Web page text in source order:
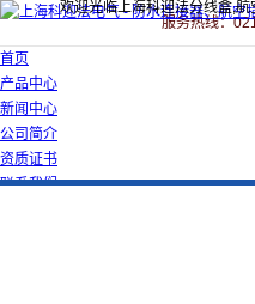
欢迎光临上海科迎法分线盒,
服务热线：
首页
产品中心
新闻中心
公司简介
资质证书
联系我们